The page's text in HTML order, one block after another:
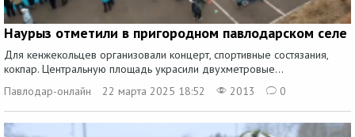
Наурыз отметили в пригородном павлодарском селе
Для кенжекольцев организовали концерт, спортивные состязания,
кокпар. Центральную площадь украсили двухметровые...
Павлодар-онлайн
22 марта 2025 18:52 2013 0